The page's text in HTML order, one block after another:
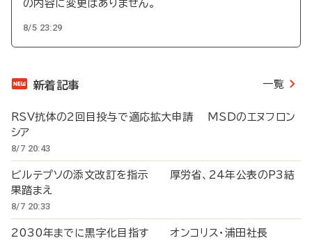
の内容に変更はありません。
8/5 23:29
新着記事 一覧
RSV抗体の2回目投与で適応拡大申請 MSDのエヌフロン
シア
8/7 20:43
ビルテプソの添文改訂を指示 厚労省、24年公表のP3結
果踏まえ
8/7 20:33
2030年までに黒字化目指す オンコリス・浦田社長